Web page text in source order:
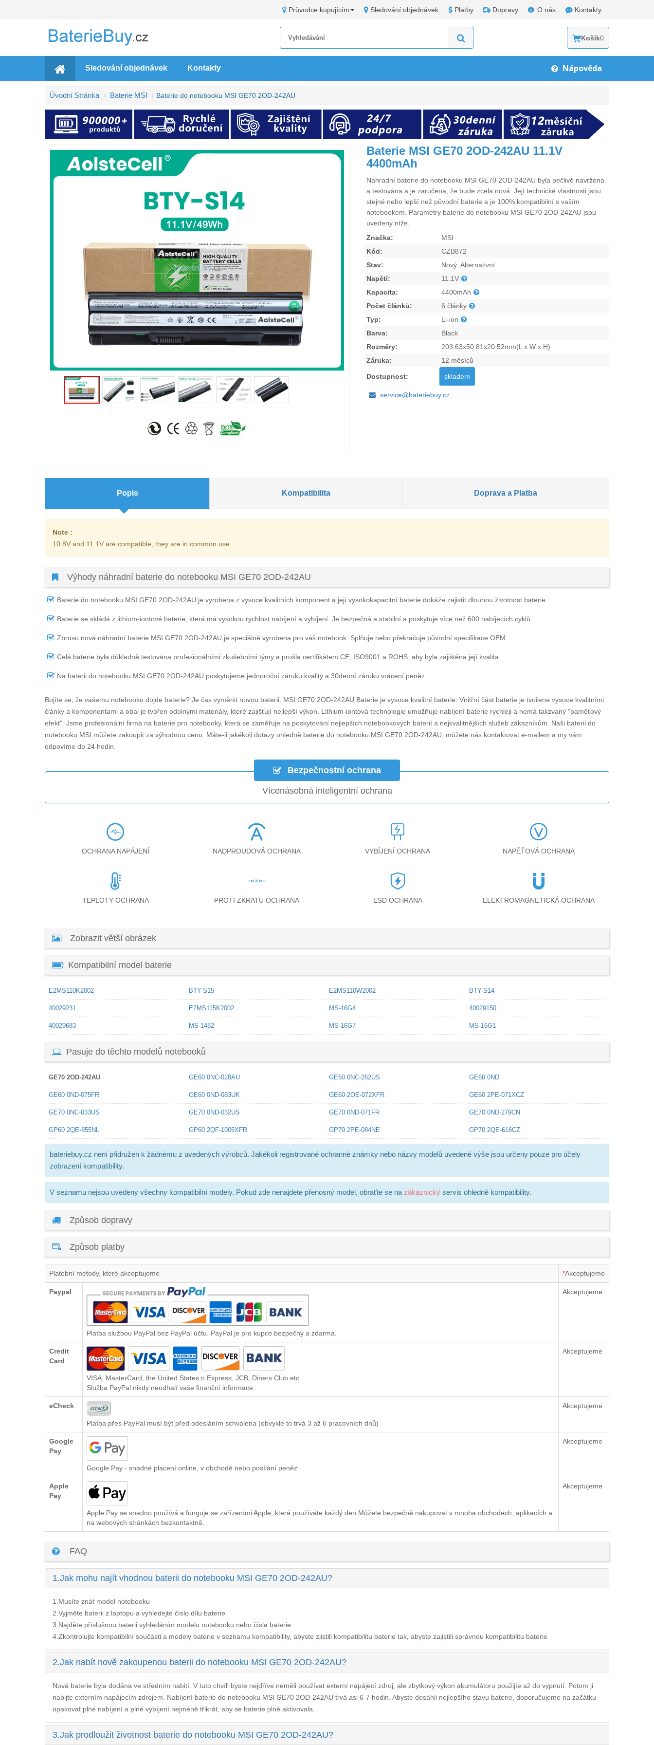
Průvodce kupujícím Sledování objednávek Platby Dopravy O nás Kontakty
Košík0
Sledování objednávek Kontakty Nápověda
Úvodní Stránka Baterie MSI Baterie do notebooku MSI GE70 2OD-242AU
Baterie MSI GE70 2OD-242AU 11.1V
4400mAh
Náhradní baterie do notebooku MSI GE70 2OD-242AU byla pečlivě navržena
a testována a je zaručena, že bude zcela nová. Její technické vlastnosti jsou
stejné nebo lepší než původní baterie a je 100% kompatibilní s vaším
notebookem. Parametry baterie do notebooku MSI GE70 2OD-242AU jsou
uvedeny níže.
Značka:
MSI
Kód:
CZB872
Stav:
Nový, Alternativní
Napětí:
11.1V
Kapacita:
4400mAh
Počet článků:
6 články
Typ:
Li-ion
Barva:
Black
Rozměry:
203.63x50.81x20.52mm(L x W x H)
Záruka:
12 měsíců
Dostupnost: skladem
service@bateriebuy.cz
Popis Kompatibilita Doprava a Platba
Note :
10.8V and 11.1V are compatible, they are in common use.
Výhody náhradní baterie do notebooku MSI GE70 2OD-242AU
Baterie do notebooku MSI GE70 2OD-242AU je vyrobena z vysoce kvalitních komponent a její vysokokapacitní baterie dokáže zajistit dlouhou životnost baterie.
Baterie se skládá z lithium-iontové baterie, která má vysokou rychlost nabíjení a vybíjení. Je bezpečná a stabilní a poskytuje více než 600 nabíjecích cyklů.
Zbrusu nová náhradní baterie MSI GE70 2OD-242AU je speciálně vyrobena pro váš notebook. Splňuje nebo překračuje původní specifikace OEM.
Celá baterie byla důkladně testována profesionálními zkušebními týmy a prošla certifikátem CE, ISO9001 a ROHS, aby byla zajištěna její kvalita.
Na baterii do notebooku MSI GE70 2OD-242AU poskytujeme jednoroční záruku kvality a 30denní záruku vrácení peněz.
Bojíte se, že vašemu notebooku dojde baterie? Je čas vyměnit novou baterii. MSI GE70 2OD-242AU Baterie je vysoce kvalitní baterie. Vnitřní část baterie je tvořena vysoce kvalitními
články a komponentami a obal je tvořen odolnými materiály, které zajišťují nejlepší výkon. Lithium-iontová technologie umožňuje nabíjení baterie rychleji a nemá takzvaný "paměťový
efekt". Jsme profesionální firma na baterie pro notebooky, která se zaměřuje na poskytování nejlepších notebookových baterií a nejkvalitnějších služeb zákazníkům. Naši baterii do
notebooku MSI můžete zakoupit za výhodnou cenu. Máte-li jakékoli dotazy ohledně baterie do notebooku MSI GE70 2OD-242AU , můžete nás kontaktovat e-mailem a my vám
odpovíme do 24 hodin.
Bezpečnostní ochrana
Vícenásobná inteligentní ochrana
OCHRANA NAPÁJENÍ NADPROUDOVÁ OCHRANA VYBÍJENÍ OCHRANA NAPĚŤOVÁ OCHRANA
TEPLOTY OCHRANA PROTI ZKRATU OCHRANA ESD OCHRANA ELEKTROMAGNETICKÁ OCHRANA
Zobrazit větší obrázek
Kompatibilní model baterie
E2MS110K2002 BTY-S15 E2MS110W2002 BTY-S14
40029231 E2MS115K2002 MS-16G4 40029150
40029683 MS-1482 MS-16G7 MS-16G1
Pasuje do těchto modelů notebooků
GE70 2OD-242AU GE60 0NC-028AU GE60 0NC-262US GE60 0ND
GE60 0ND-075FR GE60 0ND-083UK GE60 2OE-072XFR GE60 2PE-071XCZ
GE70 0NC-033US GE70 0ND-032US GE70 0ND-071FR GE70 0ND-279CN
GP60 2QE-855NL GP60 2QF-1005XFR GP70 2PE-084NE GP70 2QE-616CZ
bateriebuy.cz není přidružen k žádnému z uvedených výrobců. Jakékoli registrované ochranné známky nebo názvy modelů uvedené výše jsou určeny pouze pro účely
zobrazení kompatibility.
V seznamu nejsou uvedeny všechny kompatibilní modely. Pokud zde nenajdete přenosný model, obraťte se na zákaznický servis ohledně kompatibility.
Způsob dopravy
Způsob platby
Platební metody, které akceptujeme *Akceptujeme
Paypal
Platba službou PayPal bez PayPal účtu. PayPal je pro kupce bezpečný a zdarma.
Akceptujeme
Credit
Card
VISA, MasterCard, the United States n Express, JCB, Diners Club etc.
Služba PayPal nikdy neodhalí vaše finanční informace.
Akceptujeme
eCheck
Platba přes PayPal musí být před odesláním schválena (obvykle to trvá 3 až 6 pracovních dnů)
Akceptujeme
Google
Pay
Google Pay - snadné placení online, v obchodě nebo posílání peněz
Akceptujeme
Apple
Pay
Apple Pay se snadno používá a funguje se zařízeními Apple, která používáte každý den.Můžete bezpečně nakupovat v mnoha obchodech, aplikacích a
na webových stránkách bezkontaktně.
Akceptujeme
FAQ
1.Jak mohu najít vhodnou baterii do notebooku MSI GE70 2OD-242AU?
1.Musíte znát model notebooku
2.Vyjměte baterii z laptopu a vyhledejte číslo dílu baterie
3.Najděte příslušnou baterii vyhledáním modelu notebooku nebo čísla baterie
4.Zkontrolujte kompatibilní součásti a modely baterie v seznamu kompatibility, abyste zjistili kompatibilitu baterie tak, abyste zajistili správnou kompatibilitu baterie
2.Jak nabít nově zakoupenou baterii do notebooku MSI GE70 2OD-242AU?
Nová baterie byla dodána ve středním nabití. V tuto chvíli byste nejdříve neměli používat externí napájecí zdroj, ale zbytkový výkon akumulátoru použijte až do vypnutí. Potom ji
nabijte externím napájecím zdrojem. Nabíjení baterie do notebooku MSI GE70 2OD-242AU trvá asi 6-7 hodin. Abyste dosáhli nejlepšího stavu baterie, doporučujeme na začátku
opakovat plné nabíjení a plné vybíjení nejméně třikrát, aby se baterie plně aktivovala.
3.Jak prodloužit životnost baterie do notebooku MSI GE70 2OD-242AU?